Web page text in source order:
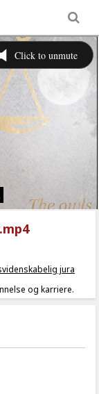
jura
og karriere.